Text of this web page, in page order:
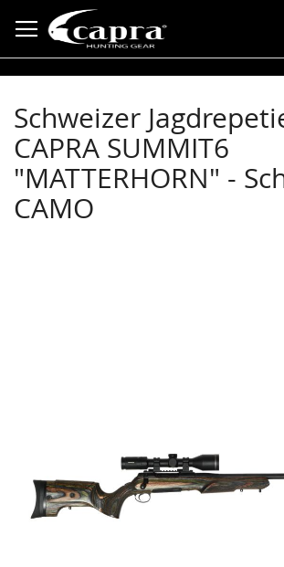
zum
Inhalt
Schweizer
CAPRA SUMMIT6
"MATTERHORN" -
CAMO